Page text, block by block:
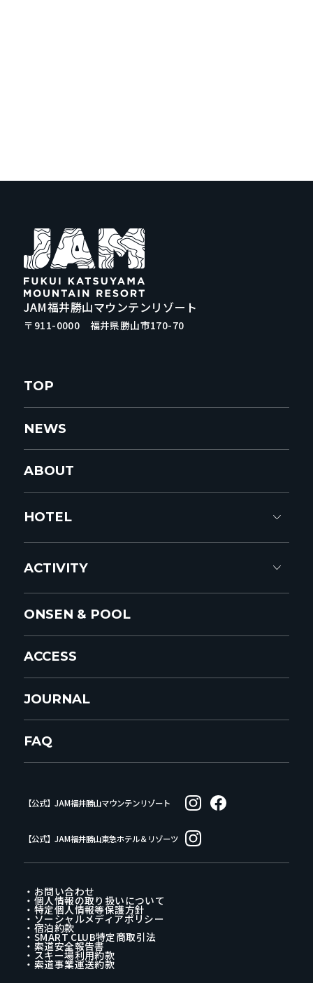
JAM福井勝山マウンテンリゾート
〒911-0000 福井県勝山市170-70
TOP
NEWS
ABOUT
HOTEL
ACTIVITY
ONSEN & POOL
ACCESS
JOURNAL
FAQ
【公式】JAM福井勝山マウンテンリゾート
【公式】JAM福井勝山東急ホテル＆リゾーツ
・お問い合わせ
・個人情報の取り扱いについて
・特定個人情報等保護方針
・ソーシャルメディアポリシー
・宿泊約款
・SMART CLUB特定商取引法
・索道安全報告書
・スキー場利用約款
・索道事業運送約款